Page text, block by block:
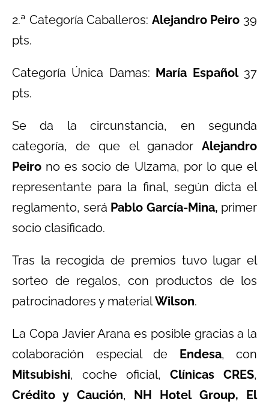
2.ª Categoría Caballeros: Alejandro Peiro 39
pts.
Categoría Única Damas: María Español37
pts.
Se da la circunstancia, en segunda
categoría, de que el ganador Alejandro
Peiro no es socio de Ulzama, por lo que el
representante para la final, según dicta el
reglamento, será Pablo García-Mina, primer
socio clasificado.
Tras la recogida de premios tuvo lugar el
sorteo de regalos, con productos de los
patrocinadores y materialWilson.
La Copa Javier Arana es posible gracias a la
colaboración especial de Endesa, con
Mitsubishi, coche oficial, Clínicas CRES,
Crédito y Caución, NH Hotel Group, El